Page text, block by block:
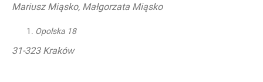
Mariusz Miąsko, Małgorzata Miąsko
Opolska 18
31-323 Kraków